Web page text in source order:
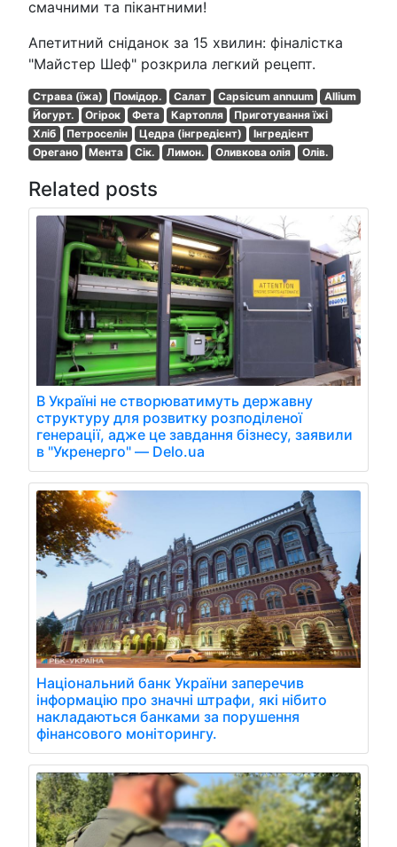
смачними та пікантними!
Апетитний сніданок за 15 хвилин: фіналістка
"Майстер Шеф" розкрила легкий рецепт.
Страва (їжа) Помідор. Салат Capsicum annuum
Allium
Йогурт.
Огірок Фета Картопля
Приготування їжі
Хліб
Петроселін Цедра (інгредієнт)
Інгредієнт
Орегано
Мента Сік. Лимон. Оливкова олія Олів.
Related posts
В Україні не створюватимуть державну
структуру для розвитку розподіленої
генерації, адже це завдання бізнесу, заявили
в "Укренерго" — Delo.ua
Національний банк України заперечив
інформацію про значні штрафи, які нібито
накладаються банками за порушення
фінансового моніторингу.